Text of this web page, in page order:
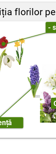
florilor
-